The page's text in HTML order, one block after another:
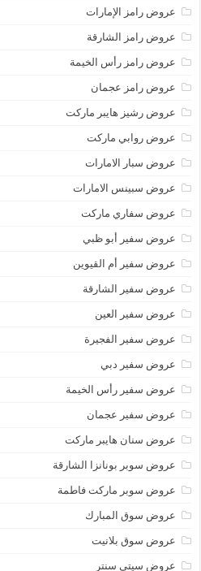
عروض رامز الإمارات
عروض رامز الشارقة
عروض رامز رأس الخيمة
عروض رامز عجمان
عروض رشيز هايبر ماركت
عروض روابي ماركت
عروض سبار الامارات
عروض سبينس الامارات
عروض سفاري ماركت
عروض سفير أبو ظبي
عروض سفير أم القيوين
عروض سفير الشارقة
عروض سفير العين
عروض سفير الفجيرة
عروض سفير دبي
عروض سفير رأس الخيمة
عروض سفير عجمان
عروض سنان هايبر ماركت
عروض سوبر بونانزا الشارقة
عروض سوبر ماركت فاطمة
عروض سوق المبارك
عروض سوق بلانيت
عروض سيتي سنتر